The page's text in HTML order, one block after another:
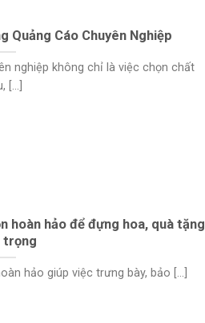
Quảng Cáo Chuyên Nghiệp
nghiệp không chỉ là việc chọn chất
[...]
hoàn hảo để đựng hoa, quà tặng
trọng
hảo giúp việc trưng bày, bảo [...]